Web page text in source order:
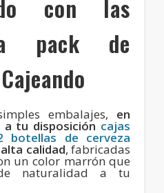
con las
pack de
embalajes, en
a tu disposición cajas
botellas de cerveza
calidad, fabricadas
un color marrón que
naturalidad a tu